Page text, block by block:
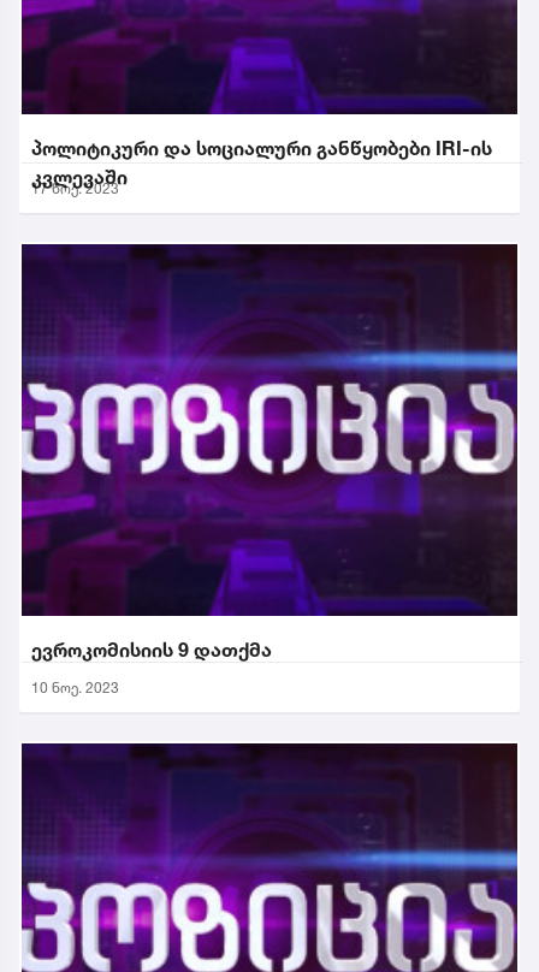
პოლიტიკური და სოციალური განწყობები IRI-ის
კვლევაში
17 ნოე. 2023
ევროკომისიის 9 დათქმა
10 ნოე. 2023